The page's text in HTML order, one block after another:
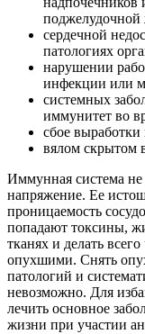
поджелудочной
сердечной
патологиях
нарушении
инфекции или
системных
иммунитет во
сбое
вялом скрытом
Иммунная система не
напряжение. Ее
проницаемость
попадают токсины,
тканях и делать
опухшими. Снять
патологий и
невозможно. Для
лечить основное
жизни при участии